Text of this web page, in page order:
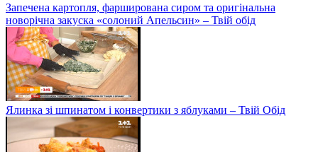
Запечена картопля, фарширована сиром та оригінальна
новорічна закуска «солоний Апельсин» – Твій обід
Ялинка зі шпинатом і конвертики з яблуками – Твій Обід